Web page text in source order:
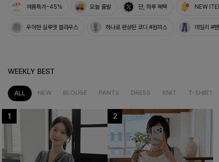
여름특가~45% 오늘 출발 단, 하루 혜택 NEW
우아한 실루엣 블라우스 하나로 완성된 코디 #원피스 데일리 #
WEEKLY BEST
ALL NEW BLOUSE PANTS DRESS KNIT T-SHIRT